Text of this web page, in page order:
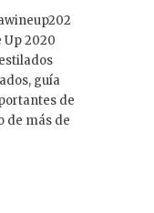
Up 2020
guía
de
de más de